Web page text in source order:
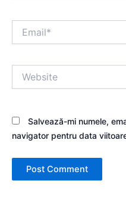
Salvează-mi numele,
navigator pentru data